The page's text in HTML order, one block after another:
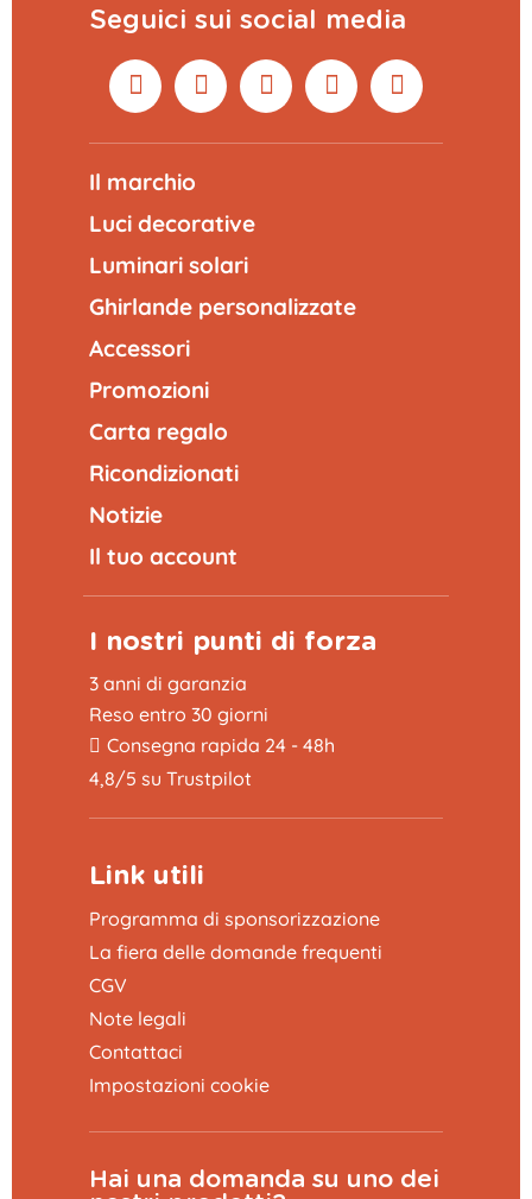
Seguici sui social media
Il marchio
Luci decorative
Luminari solari
Ghirlande personalizzate
Accessori
Promozioni
Carta regalo
Ricondizionati
Notizie
Il tuo account
I nostri punti di forza
3 anni di garanzia
Reso entro 30 giorni
Consegna rapida 24 - 48h
4,8/5 su Trustpilot
Link utili
Programma di sponsorizzazione
La fiera delle domande frequenti
CGV
Note legali
Contattaci
Impostazioni cookie
Hai una domanda su uno dei